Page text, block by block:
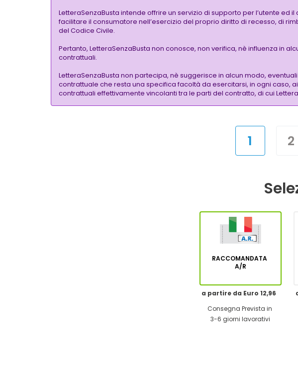
LetteraSenzaBusta intende offrire un servizio di supporto per l’utente
facilitare il consumatore nell’esercizio del proprio diritto di recesso, di
del Codice Civile.
Pertanto, LetteraSenzaBusta non conosce, non verifica, nè influenza in
contrattuali.
LetteraSenzaBusta non partecipa, nè suggerisce in alcun modo,
contrattuale che resta una specifica facoltà da esercitarsi, in ogni caso,
contrattuali effettivamente vincolanti tra le parti del contratto, di cui
1 2
RACCOMANDATA
A/R
a partire da Euro 12,96
Consegna Prevista in
3-6 giorni lavorativi